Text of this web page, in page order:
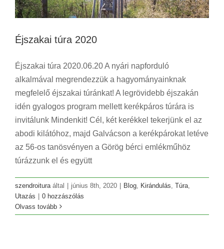
Éjszakai túra 2020
Éjszakai túra 2020.06.20 A nyári napforduló
alkalmával megrendezzük a hagyományainknak
megfelelő éjszakai túránkat! A legrövidebb éjszakán
idén gyalogos program mellett kerékpáros túrára is
invitálunk Mindenkit! Cél, két kerékkel tekerjünk el az
abodi kilátóhoz, majd Galvácson a kerékpárokat letéve
az 56-os tanösvényen a Görög bérci emlékműhöz
túrázzunk el és együtt
szendroitura által | június 8th, 2020 | Blog Kirándulás Túra
Utazás | 0 hozzászólás
Olvass tovább